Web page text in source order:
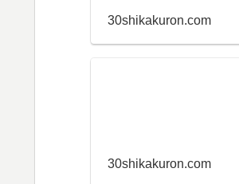
30shikakuron.com
30shikakuron.com